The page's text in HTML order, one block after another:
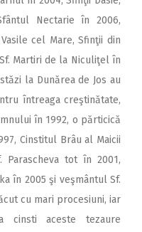
Nectarie în 2006,
cel Mare, Sfinţii din
Martiri de la Niculiţel în
la Dunărea de Jos au
întreaga creştinătate,
în 1992, o părticică
Cinstitul Brâu al Maicii
Parascheva tot în 2001,
în 2005 şi veşmântul Sf.
cu mari procesiuni, iar
aceste tezaure